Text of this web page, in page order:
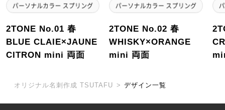
2TONE No.01 春
BLUE CLAIE×JAUNE
CITRON mini 両面
2TONE No.02 春
WHISKY×ORANGE
mini 両面
オリジナル名刺作成 TSUTAFU > デザイン一覧